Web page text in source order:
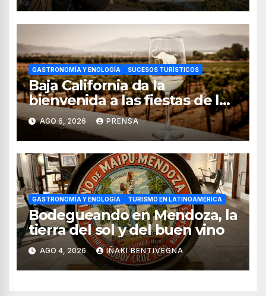
GASTRONOMÍA Y ENOLOGÍA SUCESOS TURÍSTICOS
Baja California da la
bienvenida a las fiestas de la
vendimia 2026
AGO 6, 2026 PRENSA
GASTRONOMÍA Y ENOLOGÍA TURISMO EN LATINOAMÉRICA
Bodegueando en Mendoza, la
tierra del sol y del buen vino
AGO 4, 2026 IÑAKI BENTIVEGNA